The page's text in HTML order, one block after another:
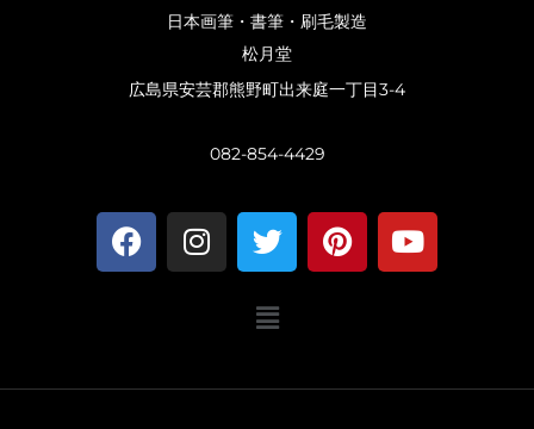
日本画筆・書筆・刷毛製造
松月堂
広島県安芸郡熊野町出来庭一丁目3-4
082-854-4429
F
a
I
n
T
w
t
P
i
Y
o
メ
ニ
ー